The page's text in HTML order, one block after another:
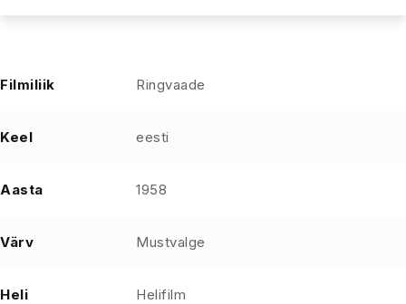
Filmiliik Ringvaade
Keel eesti
Aasta 1958
Värv Mustvalge
Heli Helifilm